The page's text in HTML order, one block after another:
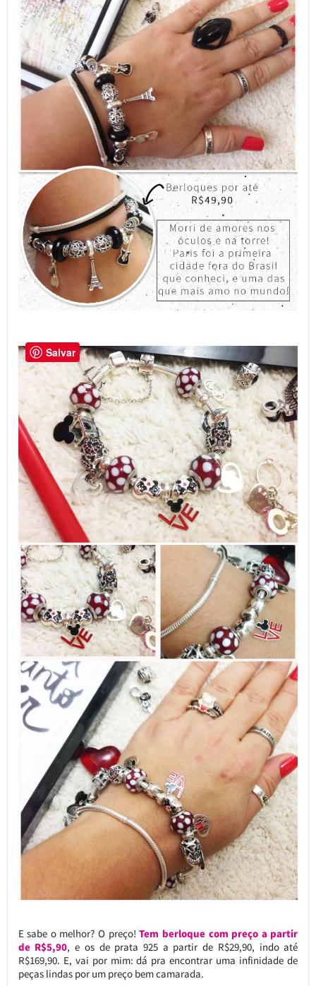
E sabe o melhor? O preço!Tem berloque com preço a partir
de R$5,90, e os de prata 925 a partir de R$29,90, indo até
R$169,90. E, vai por mim: dá pra encontrar uma infinidade de
peças lindas por um preço bem camarada.
Salvar